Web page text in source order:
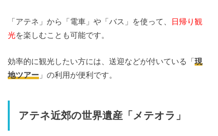
「アテネ」から「電車」や「バス」を使って、 日帰り観
光を楽しむことも可能です。
効率的に観光したい方には、送迎などが付いている「現
地ツアー 」の利用が便利です。
アテネ近郊の世界遺産「メテオラ」